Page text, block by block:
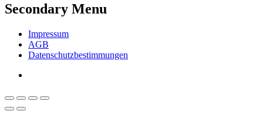
Secondary Menu
Impressum
AGB
Datenschutzbestimmungen